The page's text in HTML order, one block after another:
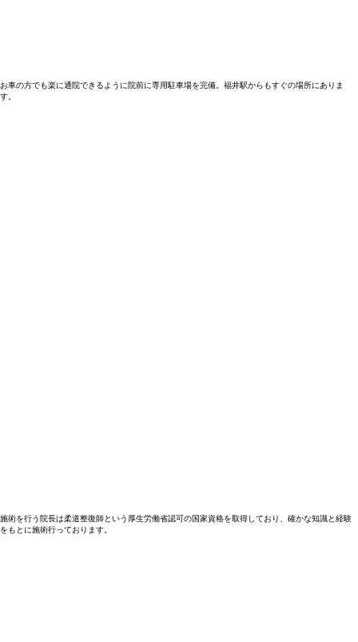
お車の方でも楽に通院できるように院前に専用駐車場を完備。福井駅からもすぐの場所にありま
す。
施術を行う院長は柔道整復師という厚生労働省認可の国家資格を取得しており、確かな知識と経験
をもとに施術行っております。